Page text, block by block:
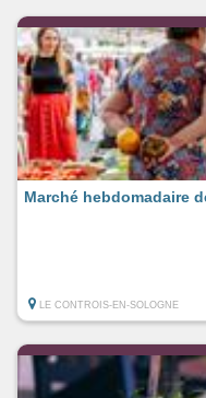
Marché hebdomadaire
LE CONTROIS-EN-SOLOGNE